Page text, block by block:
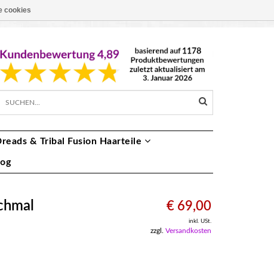
& Tribal Fusion Haarteile
€ 69,00
inkl. USt.
zzgl.Versandkosten
cookies